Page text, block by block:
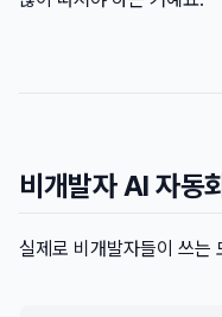
비개발자 AI 자동
실제로 비개발자들이 쓰는